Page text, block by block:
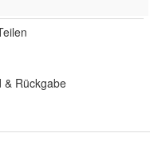
& Rückgabe